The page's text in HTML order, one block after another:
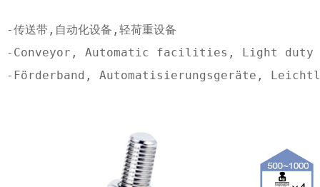
-传送带,自动化设备,轻荷重设备
-Conveyor, Automatic facilities, Light duty
-Förderband, Automatisierungsgeräte,